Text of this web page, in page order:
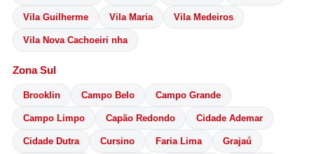
Vila Guilherme Vila Maria Vila Medeiros
Vila Nova Cachoeiri nha
Zona Sul
Brooklin Campo Belo Campo Grande
Campo Limpo Capão Redondo Cidade Ademar
Cidade Dutra Cursino Faria Lima Grajaú